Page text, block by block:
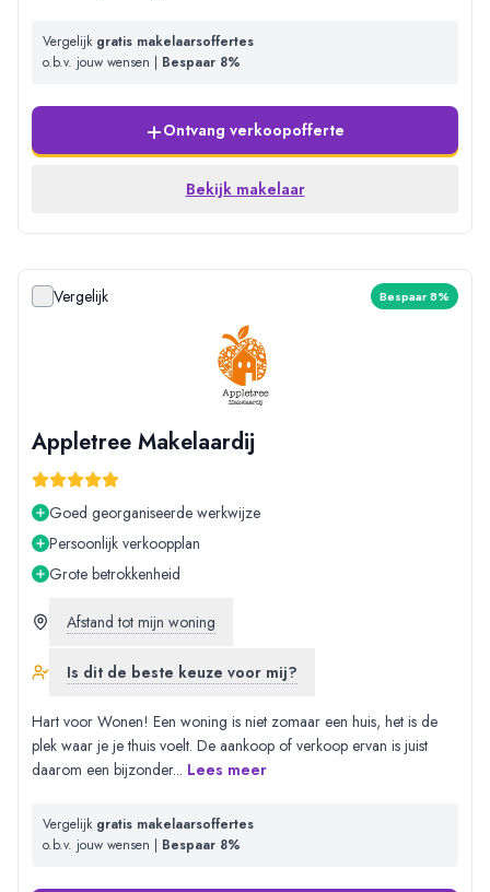
Vergelijk gratis makelaarsoffertes
o.b.v. jouw wensen | Bespaar 8%
+Ontvang verkoopofferte
Bekijk makelaar
Vergelijk Bespaar 8%
Appletree Makelaardij
Goed georganiseerde werkwijze
Persoonlijk verkoopplan
Grote betrokkenheid
Afstand tot mijn woning
Is dit de beste keuze voor mij?
Hart voor Wonen! Een woning is niet zomaar een huis, het is de
plek waar je je thuis voelt. De aankoop of verkoop ervan is juist
daarom een bijzonder... Lees meer
Vergelijk gratis makelaarsoffertes
o.b.v. jouw wensen | Bespaar 8%